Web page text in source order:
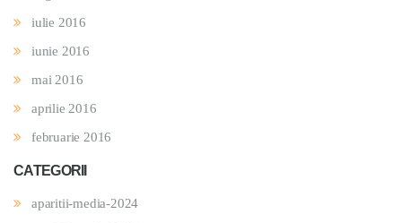
iulie 2016
iunie 2016
mai 2016
aprilie 2016
februarie 2016
CATEGORII
aparitii-media-2024